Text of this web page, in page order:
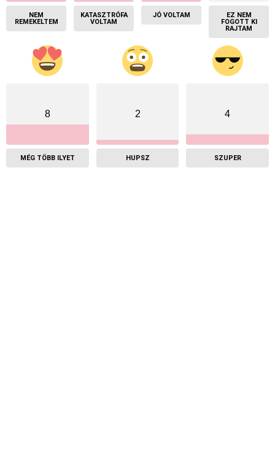
NEM
REMEKELTEM
KATASZTRÓFA
VOLTAM
JÓ VOLTAM
EZ NEM
FOGOTT KI
RAJTAM
8
MÉG TÖBB ILYET
2
HUPSZ
4
SZUPER